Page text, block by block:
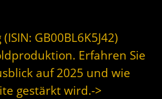
GB00BL6K5J42)
Erfahren Sie
auf 2025 und wie
gestärkt wird.->